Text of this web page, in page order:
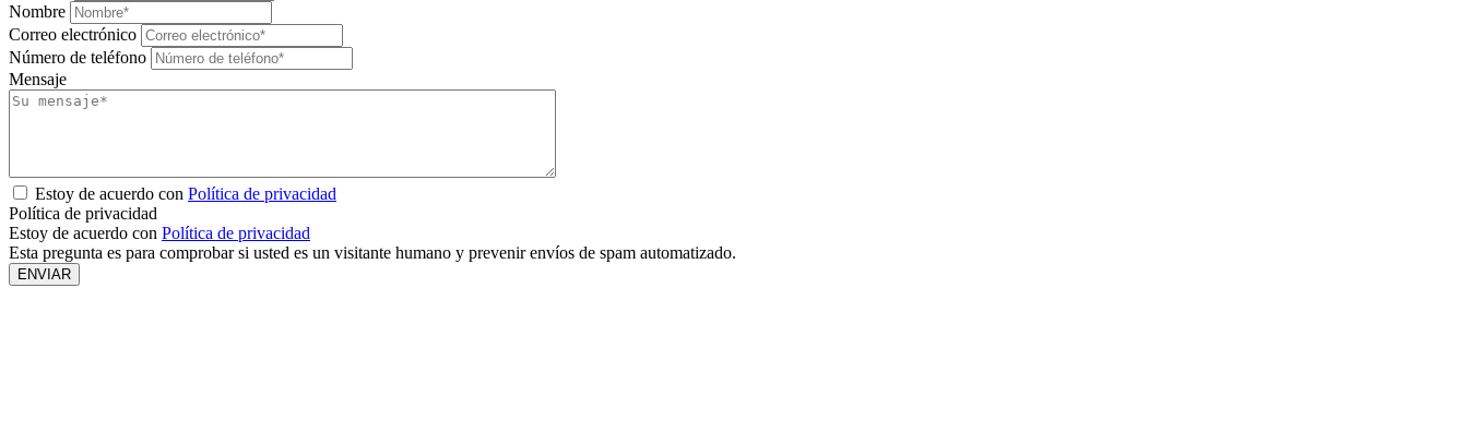
Nombre
Correo electrónico
Número de teléfono
Mensaje
Estoy de acuerdo con Política de privacidad
Política de privacidad
Estoy de acuerdo con Política de privacidad
Esta pregunta es para comprobar si usted es un visitante humano y prevenir envíos de spam automatizado.